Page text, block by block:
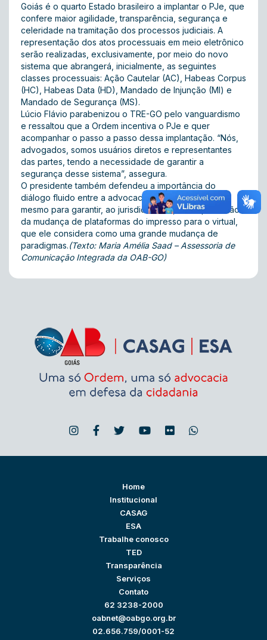
Goiás é o quarto Estado brasileiro a implantar o PJe, que
confere maior agilidade, transparência, segurança e
celeridade na tramitação dos processos judiciais. A
representação dos atos processuais em meio eletrônico
serão realizadas, exclusivamente, por meio do novo
sistema que abrangerá, inicialmente, as seguintes
classes processuais: Ação Cautelar (AC), Habeas Corpus
(HC), Habeas Data (HD), Mandado de Injunção (MI) e
Mandado de Segurança (MS).
Lúcio Flávio parabenizou o TRE-GO pelo vanguardismo
e ressaltou que a Ordem incentiva o PJe e quer
acompanhar o passo a passo dessa implantação. “Nós,
advogados, somos usuários diretos e representantes
das partes, tendo a necessidade de garantir a
segurança desse sistema”, assegura.
O presidente também defendeu a importância do
diálogo fluido entre a advocacia e o Judiciário, até
mesmo para garantir, ao jurisdicionado, a compreensão
da mudança de plataformas do impresso para o virtual,
que ele considera como uma grande mudança de
paradigmas.(Texto: Maria Amélia Saad – Assessoria de
Comunicação Integrada da OAB-GO)
Home
Institucional
CASAG
ESA
Trabalhe conosco
TED
Transparência
Serviços
Contato
62 3238-2000
oabnet@oabgo.org.br
02.656.759/0001-52